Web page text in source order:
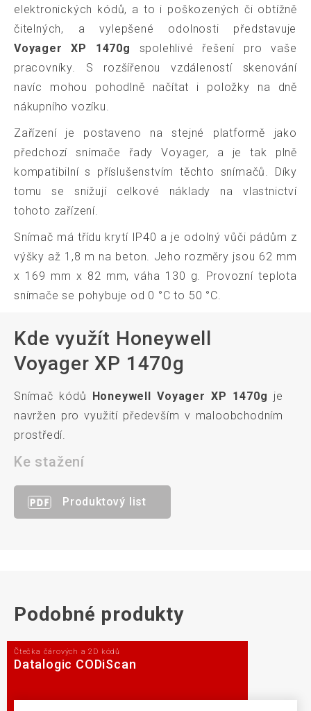
elektronických kódů, a to i poškozených či obtížně
čitelných, a vylepšené odolnosti představuje
Voyager XP 1470g spolehlivé řešení pro vaše
pracovníky. S rozšířenou vzdáleností skenování
navíc mohou pohodlně načítat i položky na dně
nákupního vozíku.
Zařízení je postaveno na stejné platformě jako
předchozí snímače řady Voyager, a je tak plně
kompatibilní s příslušenstvím těchto snímačů. Díky
tomu se snižují celkové náklady na vlastnictví
tohoto zařízení.
Snímač má třídu krytí IP40 a je odolný vůči pádům z
výšky až 1,8 m na beton. Jeho rozměry jsou 62 mm
x 169 mm x 82 mm, váha 130 g. Provozní teplota
snímače se pohybuje od 0 °C to 50 °C.
Kde využít Honeywell
Voyager XP 1470g
Snímač kódů Honeywell Voyager XP 1470g je
navržen pro využití především v maloobchodním
prostředí.
Ke stažení
Produktový list
Podobné produkty
Čtečka čárových a 2D kódů
Datalogic CODiScan